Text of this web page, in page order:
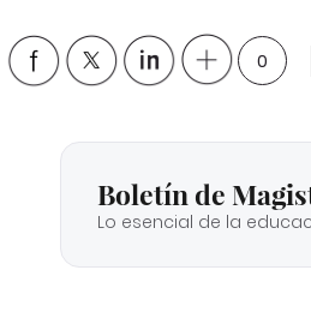
0
Boletín de
Lo esencial de la